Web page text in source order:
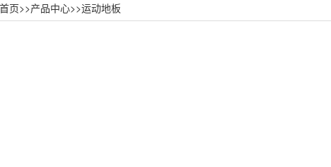
首页>>产品中心>>运动地板